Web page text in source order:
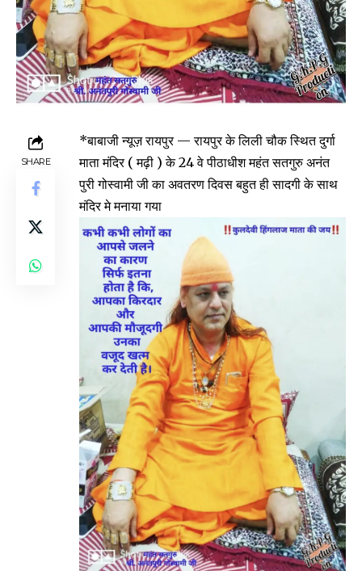
SHARE
*बाबाजी न्यूज़ रायपुर — रायपुर के लिली चौक स्थित दुर्गा
माता मंदिर ( मढ़ी ) के 24 वे पीठाधीश महंत सतगुरु अनंत
पुरी गोस्वामी जी का अवतरण दिवस बहुत ही सादगी के साथ
मंदिर मे मनाया गया